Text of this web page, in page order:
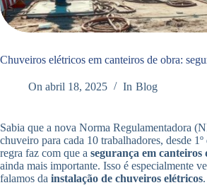
Chuveiros elétricos em canteiros de obra:
On abril 18, 2025 In Blog
Sabia que a nova Norma Regulamentadora
chuveiro para cada 10 trabalhadores, desde 1º
regra faz com que a segurança em canteiros
ainda mais importante. Isso é especialmente
falamos da instalação de chuveiros elétricos.